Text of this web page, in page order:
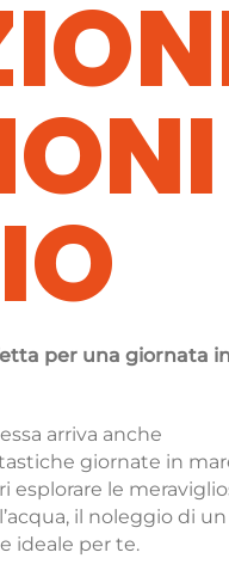
per una giornata
arriva anche
giornate in
esplorare le
il noleggio di un
ideale per te.